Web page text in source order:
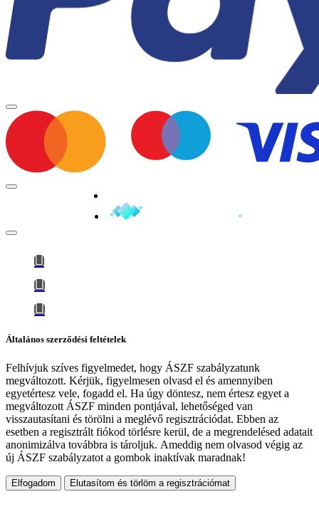
Általános szerződési feltételek
Felhívjuk szíves figyelmedet, hogy ÁSZF szabályzatunk
megváltozott. Kérjük, figyelmesen olvasd el és amennyiben
egyetértesz vele, fogadd el. Ha úgy döntesz, nem értesz egyet a
megváltozott ÁSZF minden pontjával, lehetőséged van
visszautasítani és törölni a meglévő regisztrációdat. Ebben az
esetben a regisztrált fiókod törlésre kerül, de a megrendelésed adatait
anonimizálva továbbra is tároljuk. Ameddig nem olvasod végig az
új ÁSZF szabályzatot a gombok inaktívak maradnak!
Elfogadom Elutasítom és törlöm a regisztrációmat